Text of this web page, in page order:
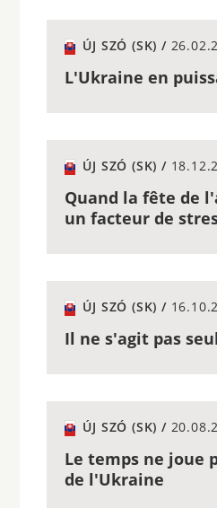
ÚJ SZÓ (SK) /
L'Ukraine en
ÚJ SZÓ (SK) /
Quand la fête de
un facteur de
ÚJ SZÓ (SK) /
Il ne s'agit pas
ÚJ SZÓ (SK) /
Le temps ne joue
de l'Ukraine